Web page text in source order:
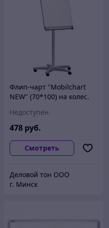
Флип-чарт "Mobilchart
NEW" (70*100) на колес.
Недоступен
478 руб.
Смотреть
Деловой тон ООО
г. Минск